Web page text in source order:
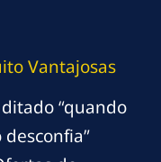
Vantajosas
“quando